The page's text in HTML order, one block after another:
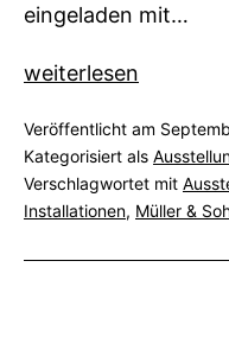
eingeladen mit…
Gastierend
Godela
Erhard
–
weiterlesen
Veröffentlicht am
Kategorisiert als
Verschlagwortet mit
Installationen, Müller &